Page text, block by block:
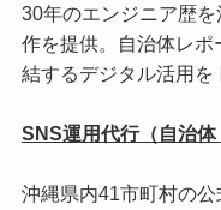
30年のエンジニア歴
作を提供。自治体レ
結するデジタル活用を
SNS運用代行（自治体
沖縄県内41市町村の